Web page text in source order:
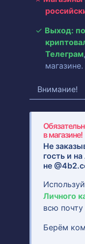
Выход:
Телеграм
Внимание!
в магазине!
Не
гость и на
не
Личного
всю
Берём